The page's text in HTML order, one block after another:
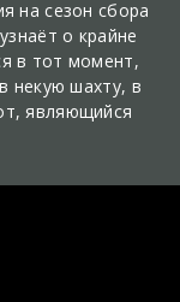
на сезон сбора
о крайне
в тот момент,
некую шахту, в
являющийся